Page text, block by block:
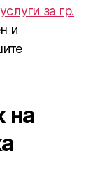
за гр.
и
на